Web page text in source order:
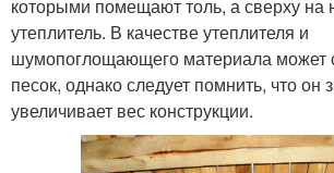
которыми помещают толь, а сверху на
утеплитель. В качестве утеплителя и
шумопоглощающего материала может
песок, однако следует помнить, что он
увеличивает вес конструкции.